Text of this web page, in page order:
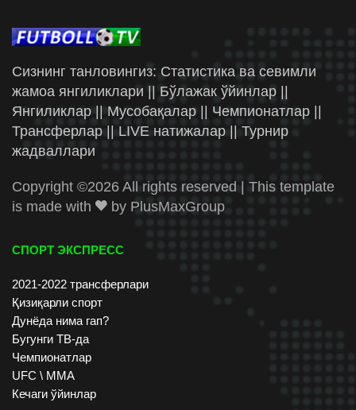
Сизнинг танловингиз: Статистика ва севимли
жамоа янгиликлари || Бўлажак ўйинлар ||
Янгиликлар || Мусобақалар || Чемпионатлар ||
Трансферлар || LIVE натижалар || Турнир
жадваллари
Copyright ©2026 All rights reserved | This template
is made with
by PlusMaxGroup
СПОРТ ЭКСПРЕСС
2021-2022 трансферлари
Қизиқарли спорт
Дунёда нима гап?
Бугунги ТВ-да
Чемпионатлар
UFC \ ММА
Кечаги ўйинлар